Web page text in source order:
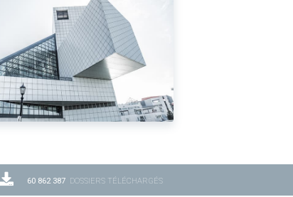
60 862 387 DOSSIERS TÉLÉCHARGÉS